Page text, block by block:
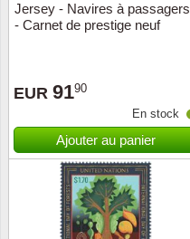
Jersey - Navires à passagers
- Carnet de prestige neuf
EUR 9190
En stock
Ajouter au panier